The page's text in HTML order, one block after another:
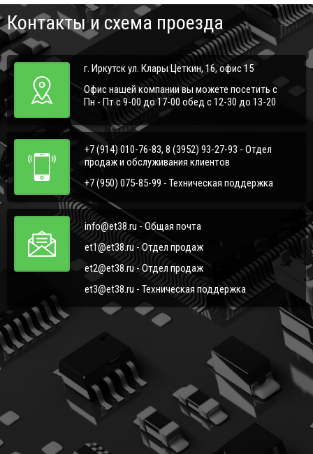
Контакты и схема проезда
г. Иркутск ул. Клары Цеткин, 16, офис 15
Офис нашей компании вы можете посетить с
Пн - Пт с 9-00 до 17-00 обед с 12-30 до 13-20
+7 (914) 010-76-83, 8 (3952) 93-27-93 - Отдел
продаж и обслуживания клиентов
+7 (950) 075-85-99 - Техническая поддержка
info@et38.ru - Общая почта
et1@et38.ru - Отдел продаж
et2@et38.ru - Отдел продаж
et3@et38.ru - Техническая поддержка